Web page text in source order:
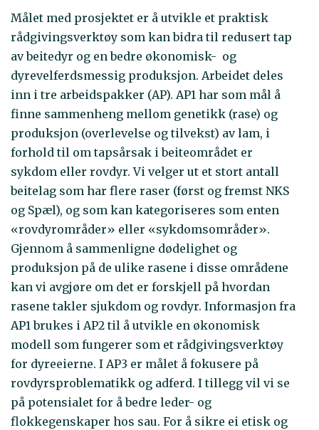
Målet med prosjektet er å utvikle et praktisk
rådgivingsverktøy som kan bidra til redusert tap
av beitedyr og en bedre økonomisk- og
dyrevelferdsmessig produksjon. Arbeidet deles
inn i tre arbeidspakker (AP). AP1 har som mål å
finne sammenheng mellom genetikk (rase) og
produksjon (overlevelse og tilvekst) av lam, i
forhold til om tapsårsak i beiteområdet er
sykdom eller rovdyr. Vi velger ut et stort antall
beitelag som har flere raser (først og fremst NKS
og Spæl), og som kan kategoriseres som enten
«rovdyrområder» eller «sykdomsområder».
Gjennom å sammenligne dødelighet og
produksjon på de ulike rasene i disse områdene
kan vi avgjøre om det er forskjell på hvordan
rasene takler sjukdom og rovdyr. Informasjon fra
AP1 brukes i AP2 til å utvikle en økonomisk
modell som fungerer som et rådgivingsverktøy
for dyreeierne. I AP3 er målet å fokusere på
rovdyrsproblematikk og adferd. I tillegg vil vi se
på potensialet for å bedre leder- og
flokkegenskaper hos sau. For å sikre ei etisk og